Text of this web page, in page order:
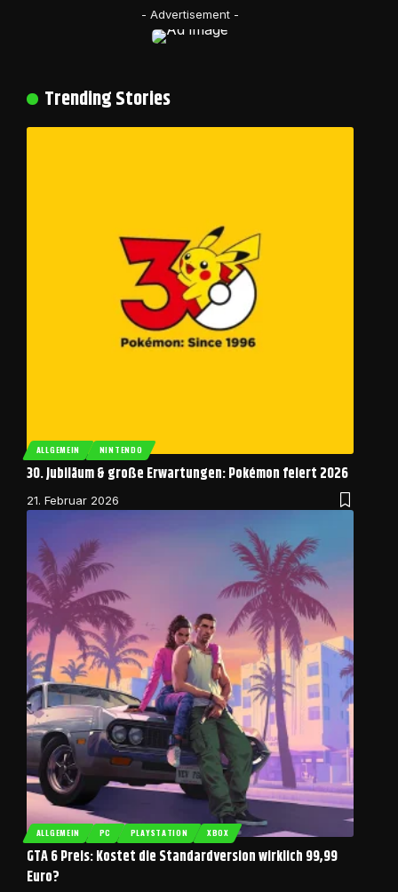
- Advertisement -
Trending Stories
ALLGEMEIN NINTENDO
30. Jubiläum & große Erwartungen: Pokémon feiert 2026
21. Februar 2026
ALLGEMEIN PC PLAYSTATION XBOX
GTA 6 Preis: Kostet die Standardversion wirklich 99,99
Euro?